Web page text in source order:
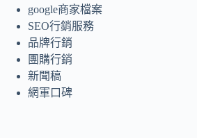
google商家檔案
SEO行銷服務
品牌行銷
團購行銷
新聞稿
網軍口碑